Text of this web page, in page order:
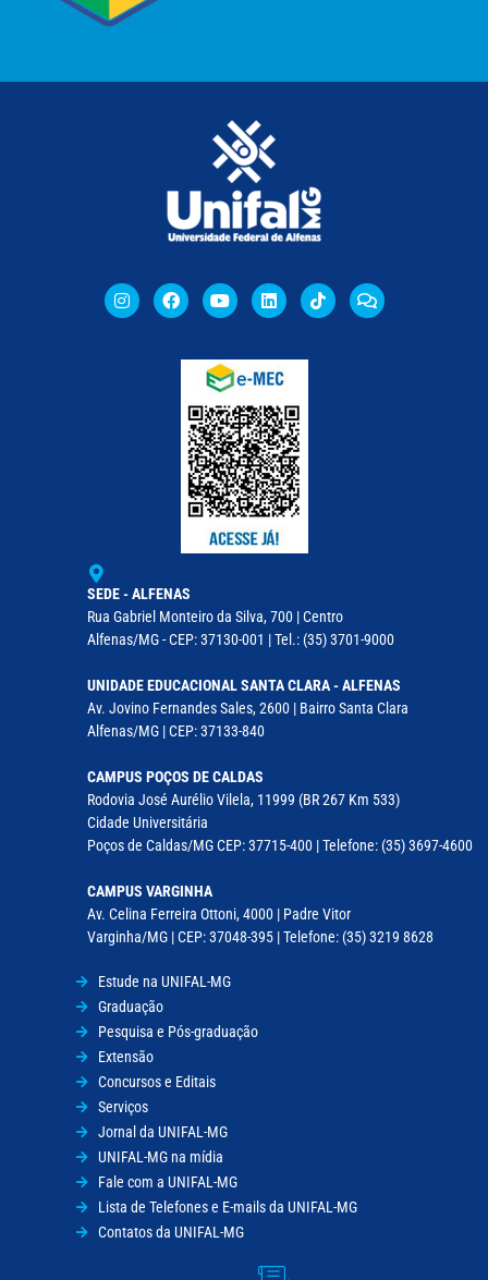
SEDE - ALFENAS
Rua Gabriel Monteiro da Silva, 700 | Centro
Alfenas/MG - CEP: 37130-001 | Tel.: (35) 3701-9000
UNIDADE EDUCACIONAL SANTA CLARA - ALFENAS
Av. Jovino Fernandes Sales, 2600 | Bairro Santa Clara
Alfenas/MG | CEP: 37133-840
CAMPUS POÇOS DE CALDAS
Rodovia José Aurélio Vilela, 11999 (BR 267 Km 533)
Cidade Universitária
Poços de Caldas/MG CEP: 37715-400 | Telefone: (35) 3697-4600
CAMPUS VARGINHA
Av. Celina Ferreira Ottoni, 4000 | Padre Vitor
Varginha/MG | CEP: 37048-395 | Telefone: (35) 3219 8628
Estude na UNIFAL-MG
Graduação
Pesquisa e Pós-graduação
Extensão
Concursos e Editais
Serviços
Jornal da UNIFAL-MG
UNIFAL-MG na mídia
Fale com a UNIFAL-MG
Lista de Telefones e E-mails da UNIFAL-MG
Contatos da UNIFAL-MG